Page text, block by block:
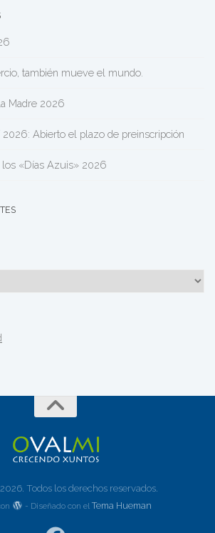
también mueve el mundo.
Madre 2026
2026: Abierto el plazo de preinscripción
«Días Azuis» 2026
Todos los derechos reservados.
- Diseñado con elTema Hueman